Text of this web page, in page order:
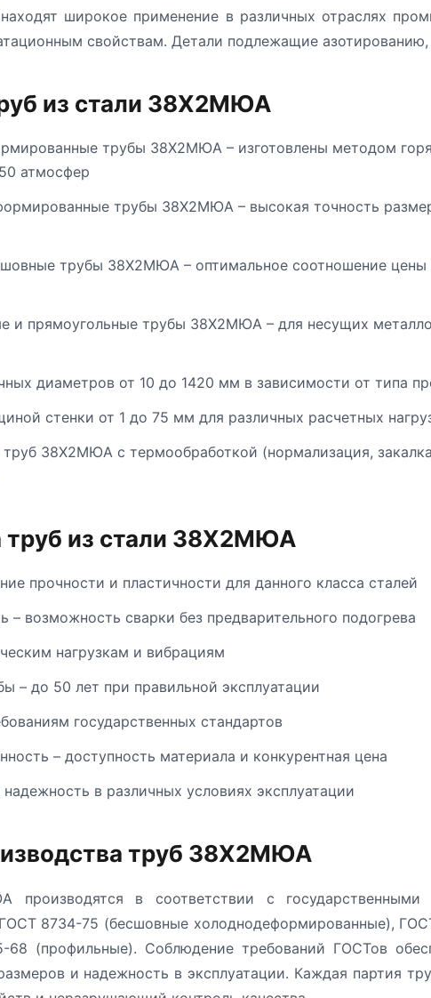
широкое применение в различных отраслях
свойствам. Детали подлежащие
из стали 38Х2МЮА
трубы 38Х2МЮА – изготовлены методом
атмосфер
трубы 38Х2МЮА – высокая точность
трубы 38Х2МЮА – оптимальное соотношение цены
и прямоугольные трубы 38Х2МЮА – для несущих
диаметров от 10 до 1420 мм в зависимости от типа
стенки от 1 до 75 мм для различных расчетных
38Х2МЮА с термообработкой (нормализация,
из стали 38Х2МЮА
прочности и пластичности для данного класса сталей
– возможность сварки без предварительного подогрева
нагрузкам и вибрациям
– до 50 лет при правильной эксплуатации
государственных стандартов
– доступность материала и конкурентная цена
в различных условиях эксплуатации
труб 38Х2МЮА
в соответствии с
8734-75 (бесшовные холоднодеформированные),
(профильные). Соблюдение требований ГОСТов
и надежность в эксплуатации. Каждая партия